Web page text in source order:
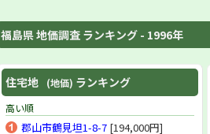
福島県 地価調査 ランキング - 1996年
住宅地 (地価) ランキング
高い順
郡山市鶴見坦1-8-7 [194,000円]